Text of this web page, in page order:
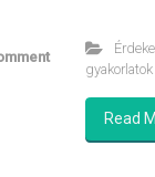
gyakorlatok
Read